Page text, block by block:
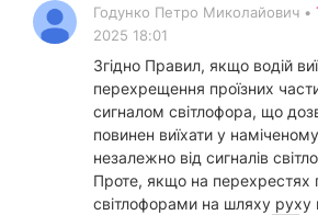
Годунко Петро Миколайович •
2025 18:01
Згідно Правил, якщо водій
перехрещення проїзних
сигналом світлофора, що
повинен виїхати у
незалежно від сигналів
Проте, якщо на перехрестях
світлофорами на шляху руху